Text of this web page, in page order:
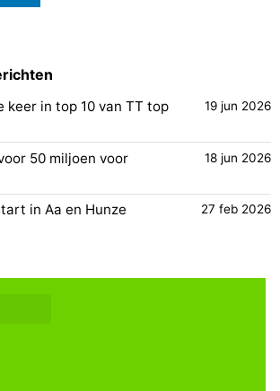
keer in top 10 van TT top
19 jun 2026
50 miljoen voor
18 jun 2026
in Aa en Hunze 27 feb 2026